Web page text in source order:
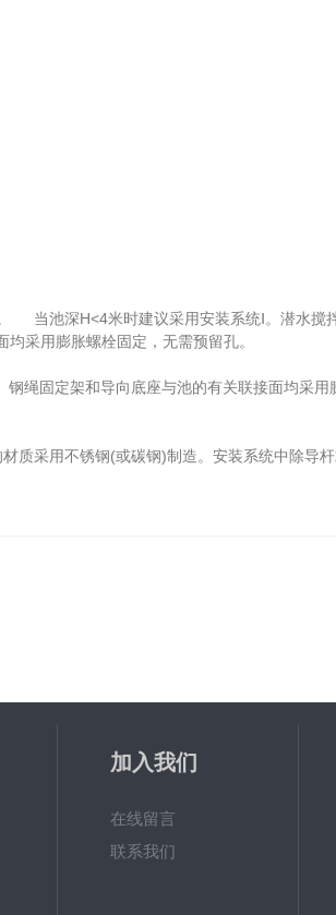
池深H<4米时建议采用安装系统Ⅰ。潜水搅
采用膨胀螺栓固定，无需预留孔。
固定架和导向底座与池的有关联接面均采用
采用不锈钢(或碳钢)制造。安装系统中除导
加入我们
在线留言
联系我们